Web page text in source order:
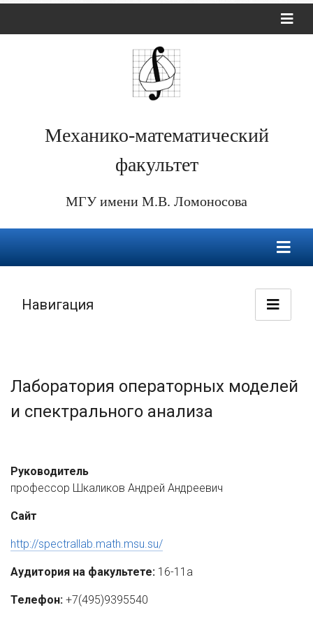
Механико-математический
факультет
МГУ имени М.В. Ломоносова
Навигация
Лаборатория операторных моделей
и спектрального анализа
Руководитель
профессор Шкаликов Андрей Андреевич
Сайт
http://spectrallab.math.msu.su/
Аудитория на факультете: 16-11а
Телефон: +7(495)9395540